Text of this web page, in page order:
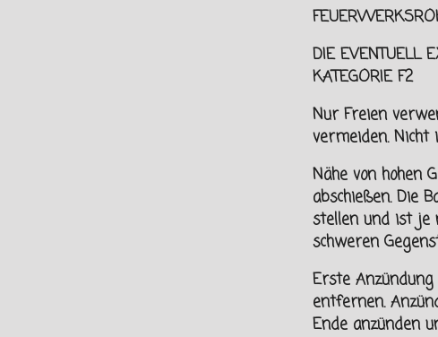
DIE EVENTUELL
KATEGORIE F2
Nur Freien
vermeiden. Nicht
Nähe von hohen
abschießen. Die
stellen und ist je
schweren
Erste
entfernen.
Ende anzünden